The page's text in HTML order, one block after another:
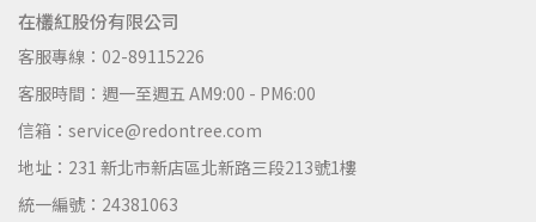
在欉紅股份有限公司
客服專線：02-89115226
客服時間：週一至週五 AM9:00 - PM6:00
信箱：service@redontree.com
地址：231 新北市新店區北新路三段213號1樓
統一編號：24381063